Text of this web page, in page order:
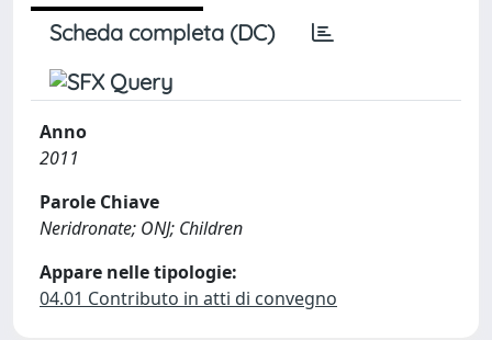
Scheda completa (DC)
Anno
2011
Parole Chiave
Neridronate; ONJ; Children
Appare nelle tipologie:
04.01 Contributo in atti di convegno